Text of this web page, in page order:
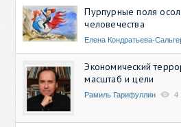
Пурпурные поля
человечества
Елена Кондратьева-
Экономический
масштаб и цели
Рамиль Гарифуллин 4